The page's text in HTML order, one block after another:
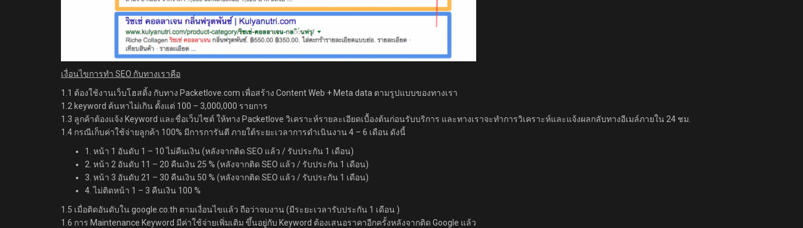
เงื่อนไขการทำ SEO กับทางเราคือ
1.1 ต้องใช้งานเว็บโฮสติ้ง กับทาง Packetlove.com เพื่อสร้าง Content Web + Meta data ตามรูปแบบของทางเรา
1.2 keyword ค้นหาไม่เกิน ตั้งแต่ 100 – 3,000,000 รายการ
1.3 ลูกค้าต้องแจ้ง Keyword และชื่อเว็บไซต์ ให้ทาง Packetlove วิเคราะห์รายละเอียดเบื้องต้นก่อนรับบริการ และทางเราจะทำการวิเคราะห์และแจ้งผลกลับทางอีเมล์ภายใน 24 ชม.
1.4 กรณีเก็บค่าใช้จ่ายลูกค้า 100% มีการการันตี ภายใต้ระยะเวลาการดำเนินงาน 4 – 6 เดือน ดังนี้
1. หน้า 1 อันดับ 1 – 10 ไม่คืนเงิน (หลังจากติด SEO แล้ว / รับประกัน 1 เดือน)
2. หน้า 2 อันดับ 11 – 20 คืนเงิน 25 % (หลังจากติด SEO แล้ว / รับประกัน 1 เดือน)
3. หน้า 3 อันดับ 21 – 30 คืนเงิน 50 % (หลังจากติด SEO แล้ว / รับประกัน 1 เดือน)
4. ไม่ติดหน้า 1 – 3 คืนเงิน 100 %
1.5 เมื่อติดอันดับใน google.co.th ตามเงื่อนไขแล้ว ถือว่าจบงาน (มีระยะเวลารับประกัน 1 เดือน )
1.6 การ Maintenance Keyword มีค่าใช้จ่ายเพิ่มเติม ขึ้นอยู่กับ Keyword ต้องเสนอราคาอีกครั้งหลังจากติด Google แล้ว